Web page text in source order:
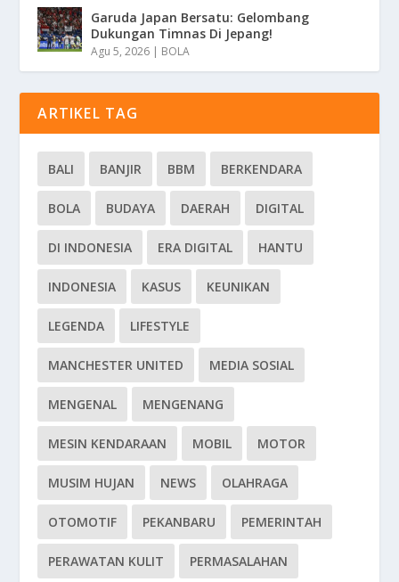
Garuda Japan Bersatu: Gelombang
Dukungan Timnas Di Jepang!
Agu 5, 2026 | BOLA
ARTIKEL TAG
BALI BANJIR BBM BERKENDARA
BOLA BUDAYA DAERAH DIGITAL
DI INDONESIA ERA DIGITAL HANTU
INDONESIA KASUS KEUNIKAN
LEGENDA LIFESTYLE
MANCHESTER UNITED MEDIA SOSIAL
MENGENAL MENGENANG
MESIN KENDARAAN MOBIL MOTOR
MUSIM HUJAN NEWS OLAHRAGA
OTOMOTIF PEKANBARU PEMERINTAH
PERAWATAN KULIT PERMASALAHAN